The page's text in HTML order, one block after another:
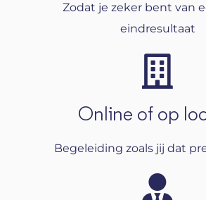
Zodat je zeker bent van
eindresultaat
Online of op
Begeleiding zoals jij dat